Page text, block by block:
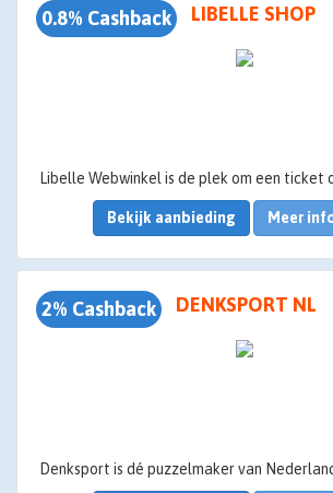
0.8% Cashback LIBELLE SHOP
Bekijk aanbieding Meer
2% Cashback DENKSPORT NL